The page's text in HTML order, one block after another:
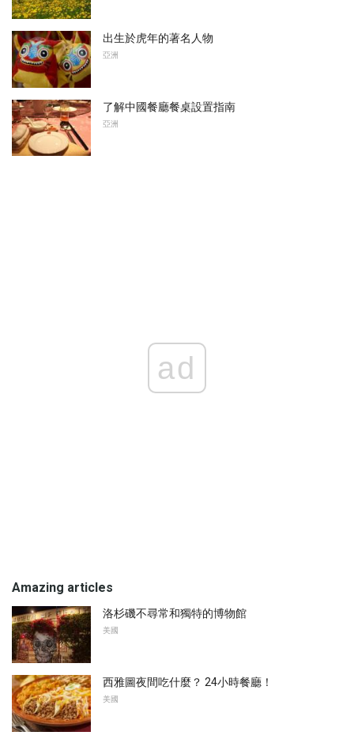
出生於虎年的著名人物
亞洲
了解中國餐廳餐桌設置指南
亞洲
ad
Amazing articles
洛杉磯不尋常和獨特的博物館
美國
西雅圖夜間吃什麼？ 24小時餐廳！
美國